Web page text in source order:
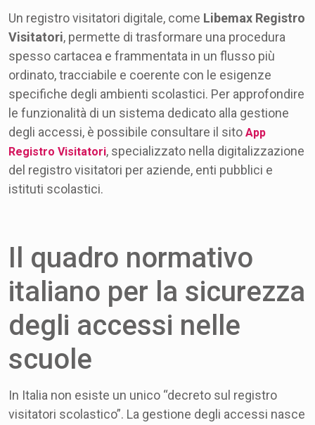
Un registro visitatori digitale, come Libemax Registro
Visitatori, permette di trasformare una procedura
spesso cartacea e frammentata in un flusso più
ordinato, tracciabile e coerente con le esigenze
specifiche degli ambienti scolastici. Per approfondire
le funzionalità di un sistema dedicato alla gestione
degli accessi, è possibile consultare il sito App
Registro Visitatori, specializzato nella digitalizzazione
del registro visitatori per aziende, enti pubblici e
istituti scolastici.
Il quadro normativo
italiano per la sicurezza
degli accessi nelle
scuole
In Italia non esiste un unico “decreto sul registro
visitatori scolastico”. La gestione degli accessi nasce